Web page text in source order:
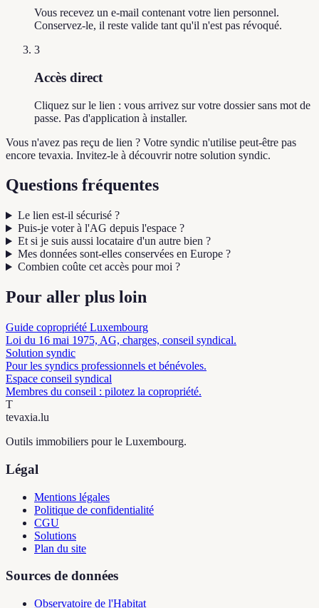
Vous recevez un e-mail contenant votre lien personnel.
Conservez-le, il reste valide tant qu'il n'est pas révoqué.
3
Accès direct
Cliquez sur le lien : vous arrivez sur votre dossier sans mot de
passe. Pas d'application à installer.
Vous n'avez pas reçu de lien ? Votre syndic n'utilise peut-être pas
encore tevaxia. Invitez-le à découvrir notre solution syndic.
Questions fréquentes
Le lien est-il sécurisé ?
Puis-je voter à l'AG depuis l'espace ?
Et si je suis aussi locataire d'un autre bien ?
Mes données sont-elles conservées en Europe ?
Combien coûte cet accès pour moi ?
Pour aller plus loin
Guide copropriété Luxembourg
Loi du 16 mai 1975, AG, charges, conseil syndical.
Solution syndic
Pour les syndics professionnels et bénévoles.
Espace conseil syndical
Membres du conseil : pilotez la copropriété.
T
tevaxia.lu
Outils immobiliers pour le Luxembourg.
Légal
Mentions légales
Politique de confidentialité
CGU
Solutions
Plan du site
Sources de données
Observatoire de l'Habitat